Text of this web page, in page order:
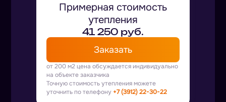
Примерная стоимость
утепления
41 250 руб.
Заказать
от 200 м2 цена обсуждается индивидуально
на объекте заказчика
Точную стоимость утепления можете
уточнить по телефону +7 (3912) 22-30-22